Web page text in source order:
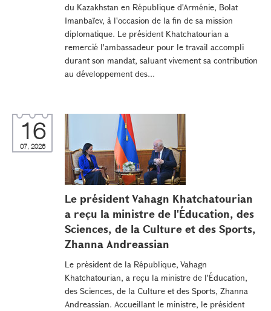
du Kazakhstan en République d'Arménie, Bolat
Imanbaïev, à l'occasion de la fin de sa mission
diplomatique. Le président Khatchatourian a
remercié l'ambassadeur pour le travail accompli
durant son mandat, saluant vivement sa contribution
au développement des...
16
07, 2026
Le président Vahagn Khatchatourian
a reçu la ministre de l'Éducation, des
Sciences, de la Culture et des Sports,
Zhanna Andreassian
Le président de la République, Vahagn
Khatchatourian, a reçu la ministre de l'Éducation,
des Sciences, de la Culture et des Sports, Zhanna
Andreassian. Accueillant le ministre, le président